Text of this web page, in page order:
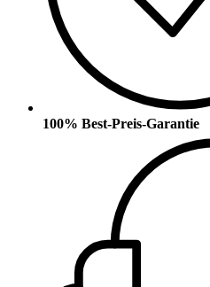
100% Best-Preis-Garantie